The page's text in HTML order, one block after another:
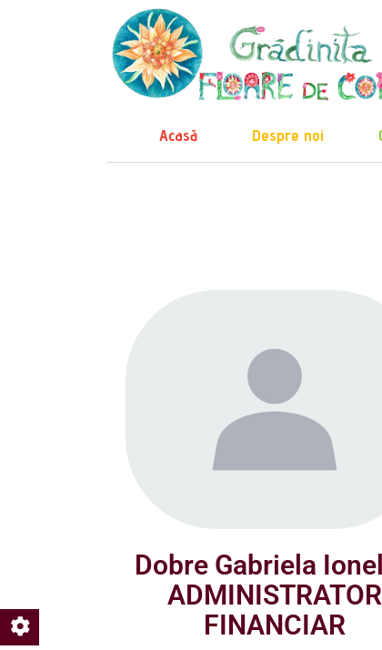
Acasă Despre noi
Dobre Gabriela
ADMINISTRATOR
FINANCIAR